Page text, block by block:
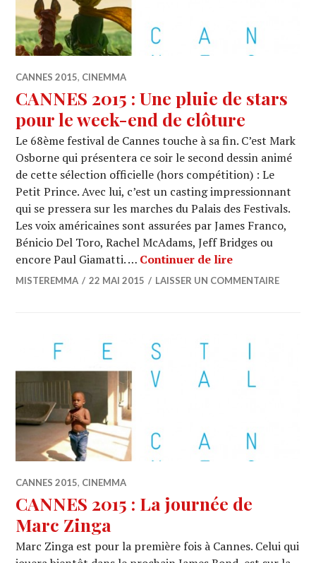
CANNES 2015, CINEMMA
CANNES 2015 : Une pluie de stars
pour le week-end de clôture
Le 68ème festival de Cannes touche à sa fin. C’est Mark
Osborne qui présentera ce soir le second dessin animé
de cette sélection officielle (hors compétition) : Le
Petit Prince. Avec lui, c’est un casting impressionnant
qui se pressera sur les marches du Palais des Festivals.
Les voix américaines sont assurées par James Franco,
Bénicio Del Toro, Rachel McAdams, Jeff Bridges ou
encore Paul Giamatti. … Continuer de lireCANNES
MISTEREMMA 22 MAI 2015 LAISSER UN COMMENTAIRE
CANNES 2015, CINEMMA
CANNES 2015 : La journée de
Marc Zinga
Marc Zinga est pour la première fois à Cannes. Celui qui